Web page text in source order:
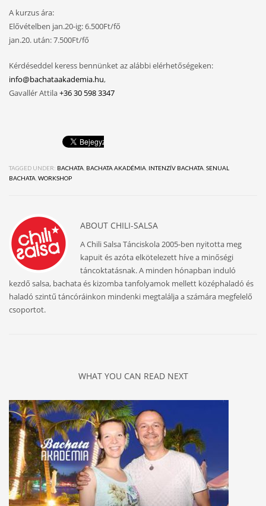
A kurzus ára:
Elővételben jan.20-ig: 6.500Ft/fő
jan.20. után: 7.500Ft/fő
Kérdéseddel keress bennünket az alábbi elérhetőségeken:
info@bachataakademia.hu,
Gavallér Attila+36 30 598 3347
TAGGED UNDER: BACHATA BACHATA AKADÉMIA INTENZÍV BACHATA SENUAL
BACHATA WORKSHOP
ABOUT CHILI-SALSA
A Chili Salsa Tánciskola 2005-ben nyitotta meg
kapuit és azóta elkötelezett híve a minőségi
táncoktatásnak. A minden hónapban induló
kezdő salsa, bachata és kizomba tanfolyamok mellett középhaladó és
haladó szintű táncóráinkon mindenki megtalálja a számára megfelelő
csoportot.
WHAT YOU CAN READ NEXT